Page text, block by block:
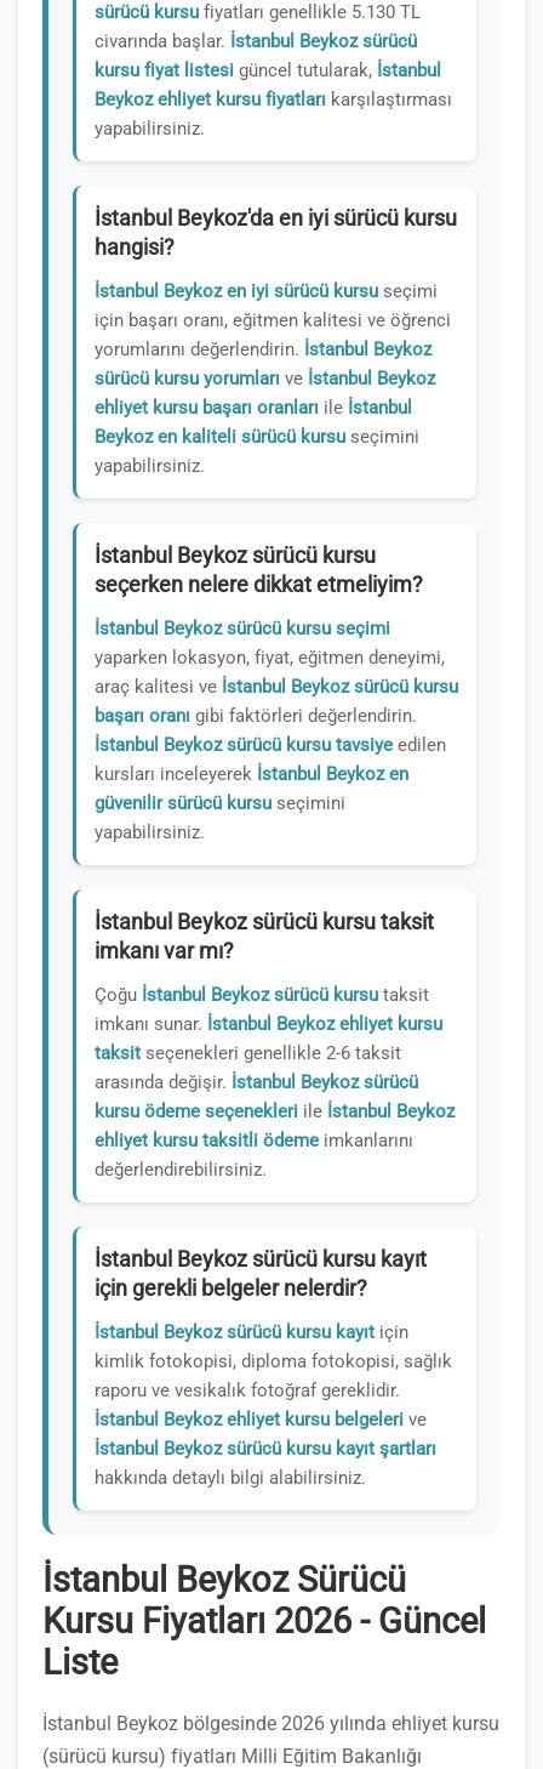
sürücü kursu fiyatları genellikle 5.130 TL
civarında başlar. İstanbul Beykoz sürücü
kursu fiyat listesi güncel tutularak, İstanbul
Beykoz ehliyet kursu fiyatları karşılaştırması
yapabilirsiniz.
İstanbul Beykoz'da en iyi sürücü kursu
hangisi?
İstanbul Beykoz en iyi sürücü kursu seçimi
için başarı oranı, eğitmen kalitesi ve öğrenci
yorumlarını değerlendirin. İstanbul Beykoz
sürücü kursu yorumları ve İstanbul Beykoz
ehliyet kursu başarı oranları ile İstanbul
Beykoz en kaliteli sürücü kursu seçimini
yapabilirsiniz.
İstanbul Beykoz sürücü kursu
seçerken nelere dikkat etmeliyim?
İstanbul Beykoz sürücü kursu seçimi
yaparken lokasyon, fiyat, eğitmen deneyimi,
araç kalitesi ve İstanbul Beykoz sürücü kursu
başarı oranı gibi faktörleri değerlendirin.
İstanbul Beykoz sürücü kursu tavsiye edilen
kursları inceleyerek İstanbul Beykoz en
güvenilir sürücü kursu seçimini
yapabilirsiniz.
İstanbul Beykoz sürücü kursu taksit
imkanı var mı?
Çoğu İstanbul Beykoz sürücü kursu taksit
imkanı sunar. İstanbul Beykoz ehliyet kursu
taksit seçenekleri genellikle 2-6 taksit
arasında değişir. İstanbul Beykoz sürücü
kursu ödeme seçenekleri ile İstanbul Beykoz
ehliyet kursu taksitli ödeme imkanlarını
değerlendirebilirsiniz.
İstanbul Beykoz sürücü kursu kayıt
için gerekli belgeler nelerdir?
İstanbul Beykoz sürücü kursu kayıt için
kimlik fotokopisi, diploma fotokopisi, sağlık
raporu ve vesikalık fotoğraf gereklidir.
İstanbul Beykoz ehliyet kursu belgeleri ve
İstanbul Beykoz sürücü kursu kayıt şartları
hakkında detaylı bilgi alabilirsiniz.
İstanbul Beykoz Sürücü
Kursu Fiyatları 2026 - Güncel
Liste
İstanbul Beykoz bölgesinde 2026 yılında ehliyet kursu
(sürücü kursu) fiyatları Milli Eğitim Bakanlığı